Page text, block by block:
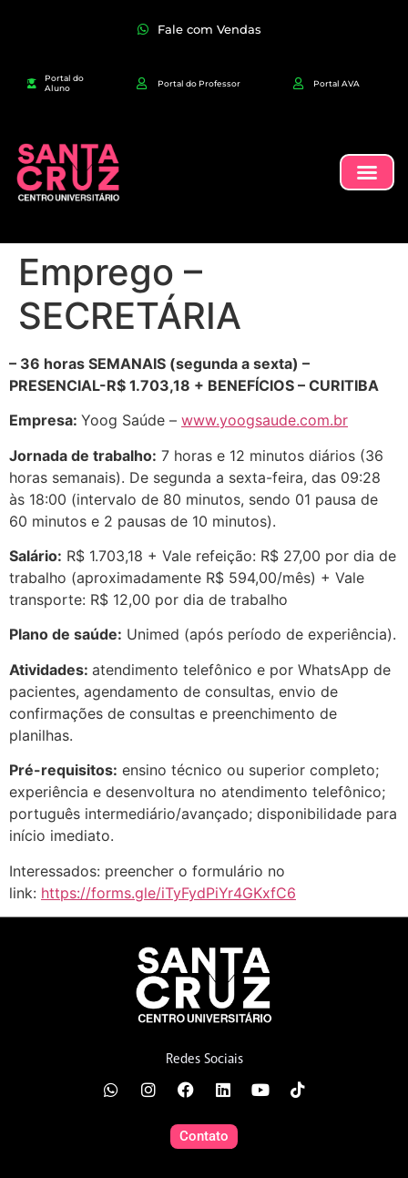
Fale com Vendas
Portal do
Aluno
Portal do Professor Portal AVA
Emprego –
SECRETÁRIA
– 36 horas SEMANAIS (segunda a sexta) –
PRESENCIAL-R$ 1.703,18 + BENEFÍCIOS – CURITIBA
Empresa: Yoog Saúde – www.yoogsaude.com.br
Jornada de trabalho: 7 horas e 12 minutos diários (36
horas semanais). De segunda a sexta-feira, das 09:28
às 18:00 (intervalo de 80 minutos, sendo 01 pausa de
60 minutos e 2 pausas de 10 minutos).
Salário: R$ 1.703,18 + Vale refeição: R$ 27,00 por dia de
trabalho (aproximadamente R$ 594,00/mês) + Vale
transporte: R$ 12,00 por dia de trabalho
Plano de saúde: Unimed (após período de experiência).
Atividades: atendimento telefônico e por WhatsApp de
pacientes, agendamento de consultas, envio de
confirmações de consultas e preenchimento de
planilhas.
Pré-requisitos: ensino técnico ou superior completo;
experiência e desenvoltura no atendimento telefônico;
português intermediário/avançado; disponibilidade para
início imediato.
Interessados: preencher o formulário no
link: https://forms.gle/iTyFydPiYr4GKxfC6
Redes Sociais
Contato